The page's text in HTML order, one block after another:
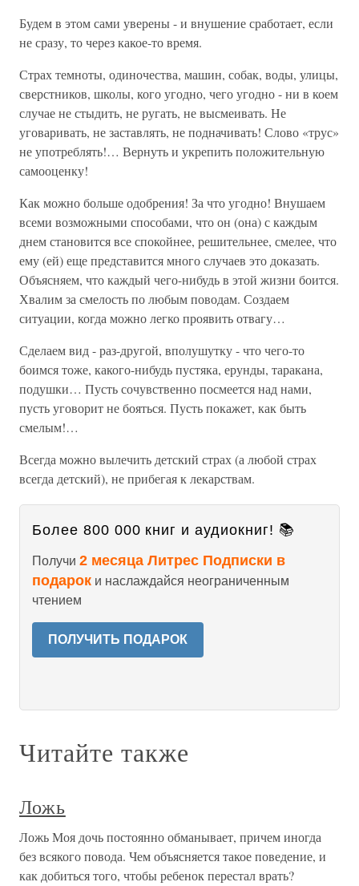
Будем в этом сами уверены - и внушение сработает, если
не сразу, то через какое-то время.
Страх темноты, одиночества, машин, собак, воды, улицы,
сверстников, школы, кого угодно, чего угодно - ни в коем
случае не стыдить, не ругать, не высмеивать. Не
уговаривать, не заставлять, не подначивать! Слово «трус»
не употреблять!… Вернуть и укрепить положительную
самооценку!
Как можно больше одобрения! За что угодно! Внушаем
всеми возможными способами, что он (она) с каждым
днем становится все спокойнее, решительнее, смелее, что
ему (ей) еще представится много случаев это доказать.
Объясняем, что каждый чего-нибудь в этой жизни боится.
Хвалим за смелость по любым поводам. Создаем
ситуации, когда можно легко проявить отвагу…
Сделаем вид - раз-другой, вполушутку - что чего-то
боимся тоже, какого-нибудь пустяка, ерунды, таракана,
подушки… Пусть сочувственно посмеется над нами,
пусть уговорит не бояться. Пусть покажет, как быть
смелым!…
Всегда можно вылечить детский страх (а любой страх
всегда детский), не прибегая к лекарствам.
Более 800 000 книг и аудиокниг! 📚
Получи 2 месяца Литрес Подписки в
подарок и наслаждайся неограниченным
чтением
ПОЛУЧИТЬ ПОДАРОК
Читайте также
Ложь
Ложь Моя дочь постоянно обманывает, причем иногда
без всякого повода. Чем объясняется такое поведение, и
как добиться того, чтобы ребенок перестал врать?